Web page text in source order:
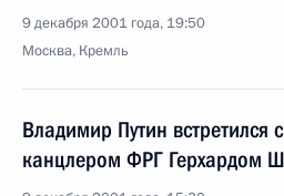
9 декабря 2001 года, 19:50
Москва, Кремль
Владимир Путин встретился
канцлером ФРГ Герхардом